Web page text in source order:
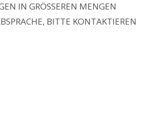
IN GRÖSSEREN MENGEN
BITTE KONTAKTIEREN